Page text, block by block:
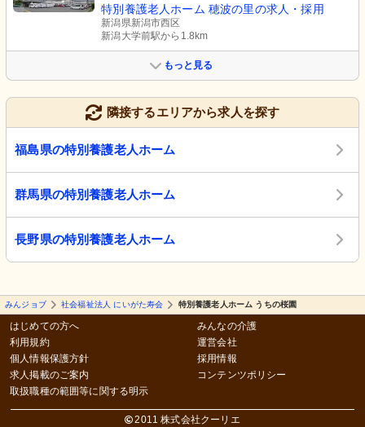
特別養護老人ホーム 穂波の里の求人・採用
新潟県新潟市西区
新潟大学前駅から1.8km
もっと見る
隣接するエリアから求人を探す
福島県の特別養護老人ホーム
群馬県の特別養護老人ホーム
長野県の特別養護老人ホーム
みんジョブ 社会福祉法人 にいがた寿会 特別養護老人ホーム うちの桜園
はじめての方へ
利用規約
個人情報保護方針
求人掲載のご案内
取扱職種の範囲等に関する明示
みんなの介護
運営会社
採用情報
コンテンツポリシー
2011 株式会社クーリエ